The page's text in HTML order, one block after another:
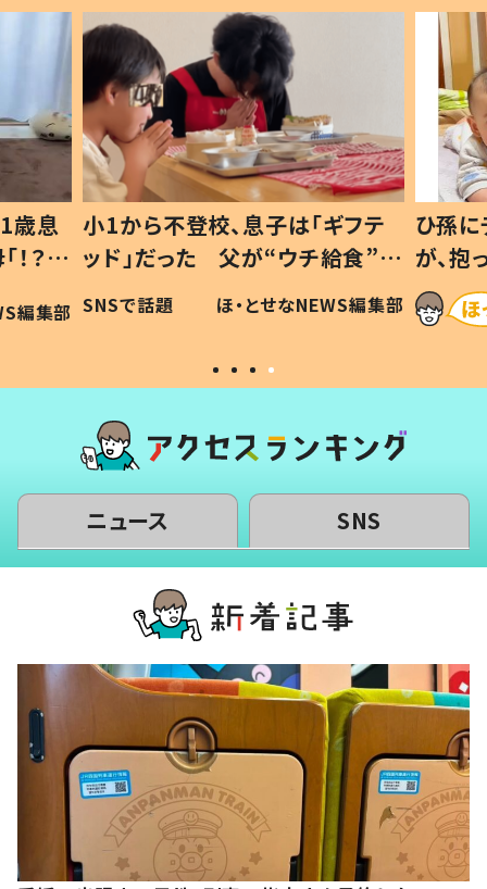
歳息
？」
編集部
小1から不登校、息子は「ギフテ
ッド」だった 父が“ウチ給食”を
作り続ける理由とは #令和の親
#令和の子
SNSで話題 ほ・とせなNEWS編集部
ひ孫
が、
「涙が
い」
ニュース SNS